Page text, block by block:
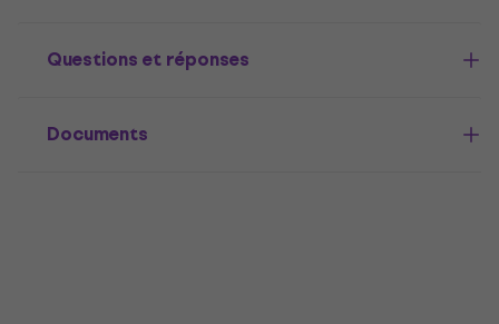
Questions et réponses
Documents